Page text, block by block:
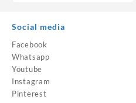
Social media
Facebook
Whatsapp
Youtube
Instagram
Pinterest